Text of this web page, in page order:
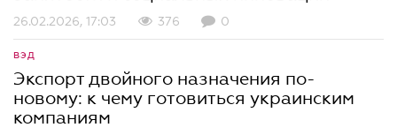
26.02.2026, 17:03 376 0
ВЭД
Экспорт двойного назначения по-
новому: к чему готовиться украинским
компаниям